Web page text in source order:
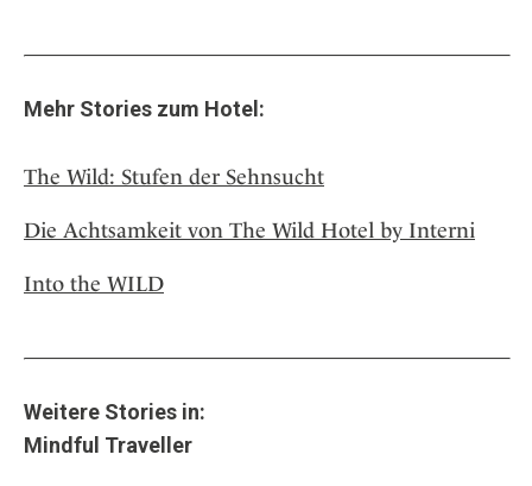
Mehr Stories zum Hotel:
The Wild: Stufen der Sehnsucht
Die Achtsamkeit von The Wild Hotel by Interni
Into the WILD
Weitere Stories in:
Mindful Traveller